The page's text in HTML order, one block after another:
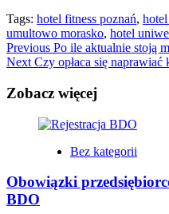
Tags: hotel fitness poznań,
umultowo morasko, hotel
Continue
Reading
Previous Po ile aktualnie stoją
Next Czy opłaca się
Zobacz więcej
Bez kategorii
Obowiązki
BDO